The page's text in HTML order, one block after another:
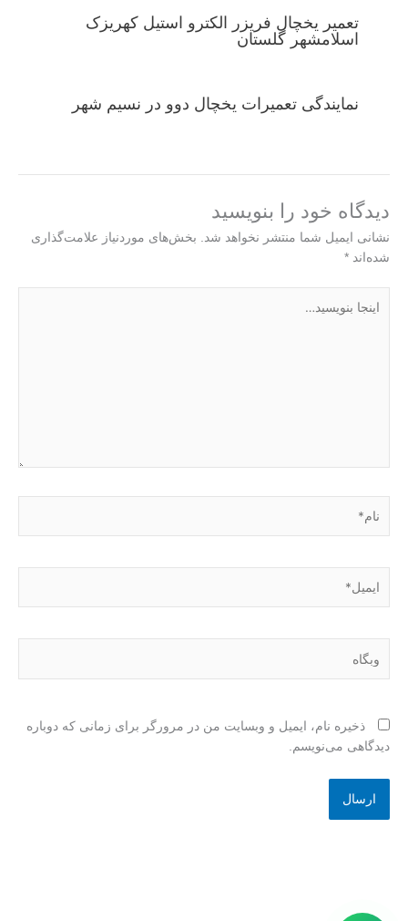
تعمیر یخچال فریزر الکترو استیل کهریزک
اسلامشهر گلستان
نمایندگی تعمیرات یخچال دوو در نسیم شهر
دیدگاه‌ خود را بنویسید
نشانی ایمیل شما منتشر نخواهد شد. بخش‌های موردنیاز علامت‌گذاری
شده‌اند *
بنویسید…
ذخیره نام، ایمیل و وبسایت من در مرورگر برای زمانی که دوباره
دیدگاهی می‌نویسم.